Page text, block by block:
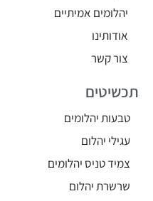
יהלומים אמיתיים
אודותינו
צור קשר
תכשיטים
טבעות יהלומים
עגילי יהלום
צמיד טניס יהלומים
שרשרת יהלום